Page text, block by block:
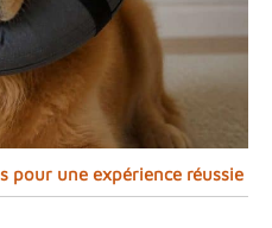
pour une expérience réussie